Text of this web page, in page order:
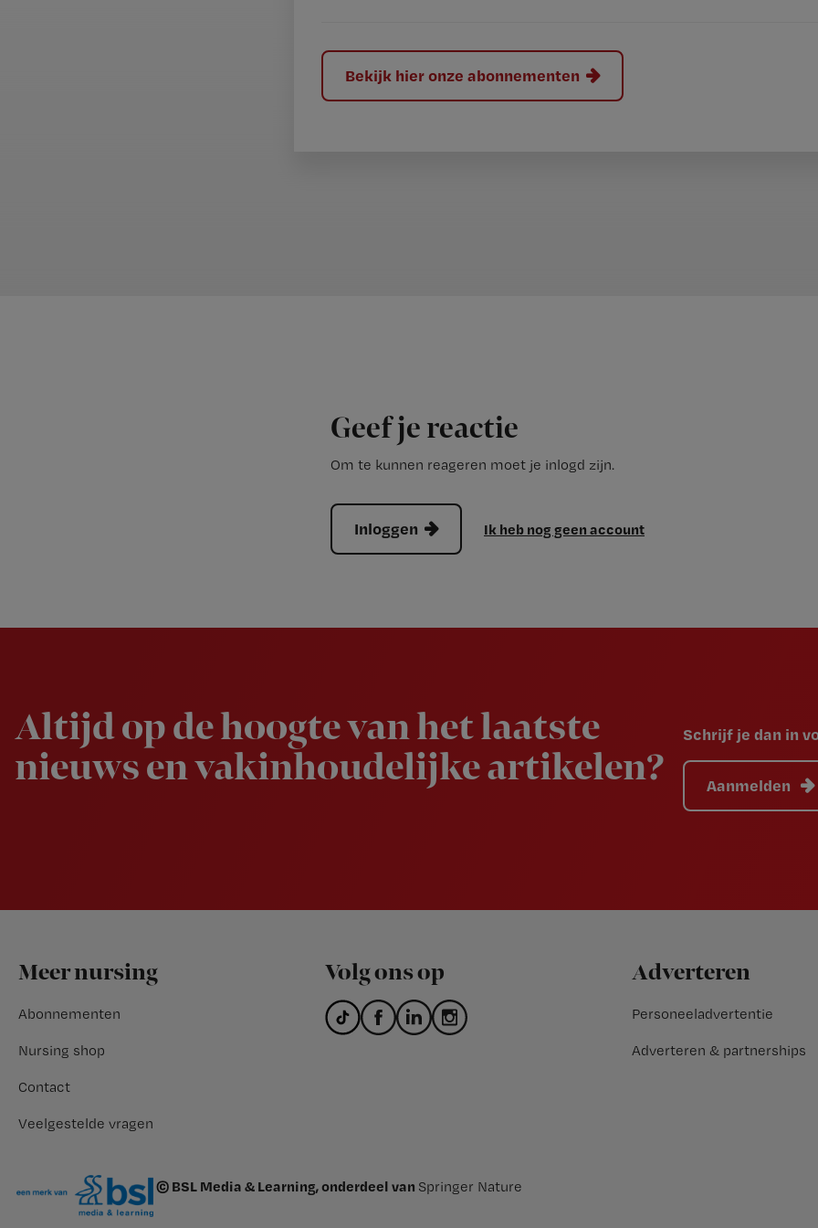
?
Bekijk hier onze abonnementen
Geef je reactie
Om te kunnen reageren moet je inlogd zijn.
Inloggen Ik heb nog geen account
Altijd op de hoogte van het laatste
nieuws en vakinhoudelijke artikelen?
Schrijf je dan in
Aanmelden
Footer
Meer nursing
Abonnementen
Nursing shop
Contact
Veelgestelde vragen
Volg ons op Adverteren
Personeeladvertentie
Adverteren & partnerships
© BSL Media & Learning, onderdeel van Springer Nature